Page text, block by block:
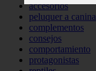
accesorios
peluquer a canina
complementos
consejos
comportamiento
protagonistas